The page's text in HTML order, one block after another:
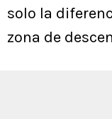
solo la
zona de